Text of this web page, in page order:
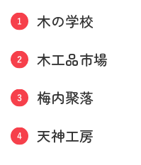
木の学校
木工品市場
梅内聚落
天神工房